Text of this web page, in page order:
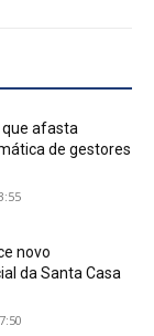
que afasta
de gestores
novo
da Santa Casa